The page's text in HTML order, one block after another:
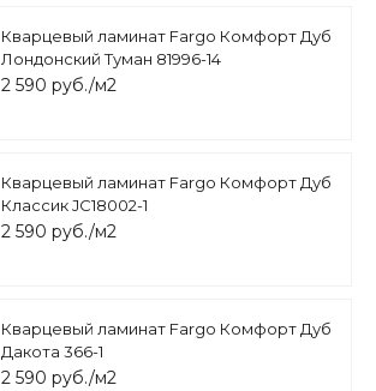
Кварцевый ламинат Fargo Комфорт Дуб
Лондонский Туман 81996-14
2 590 руб./м2
Кварцевый ламинат Fargo Комфорт Дуб
Классик JC18002-1
2 590 руб./м2
Кварцевый ламинат Fargo Комфорт Дуб
Дакота 366-1
2 590 руб./м2